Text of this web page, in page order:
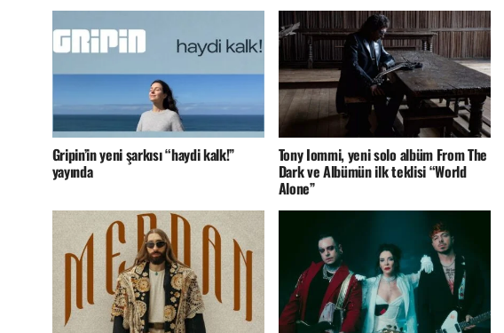
Gripin’in yeni şarkısı “haydi kalk!”
yayında
Tony Iommi, yeni solo albüm From The
Dark ve Albümün ilk teklisi “World
Alone”